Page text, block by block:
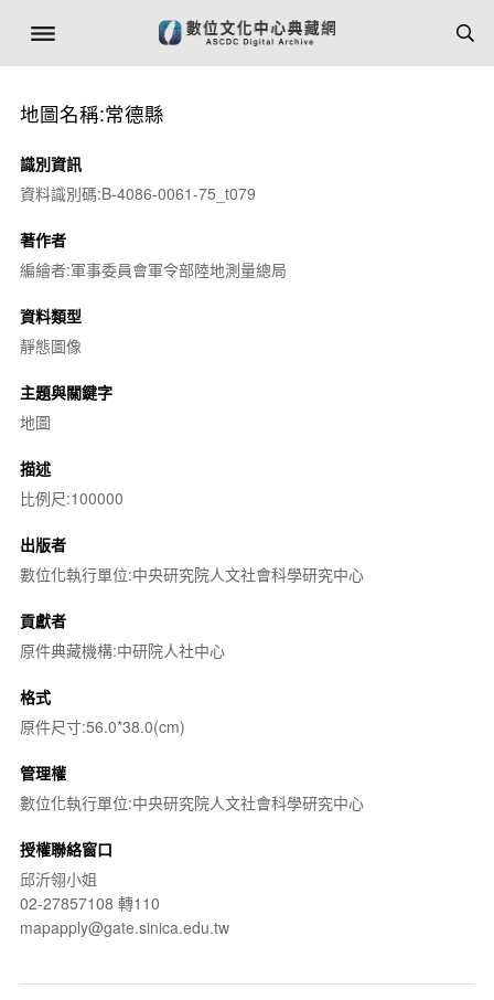
地圖名稱:常德縣
識別資訊
資料識別碼:B-4086-0061-75_t079
著作者
編繪者:軍事委員會軍令部陸地測量總局
資料類型
靜態圖像
主題與關鍵字
地圖
描述
比例尺:100000
出版者
數位化執行單位:中央研究院人文社會科學研究中心
貢獻者
原件典藏機構:中研院人社中心
格式
原件尺寸:56.0*38.0(cm)
管理權
數位化執行單位:中央研究院人文社會科學研究中心
授權聯絡窗口
邱沂翎小姐
02-27857108 轉110
mapapply@gate.sinica.edu.tw